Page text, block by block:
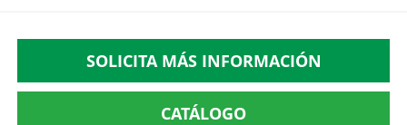
SOLICITA MÁS INFORMACIÓN
CATÁLOGO